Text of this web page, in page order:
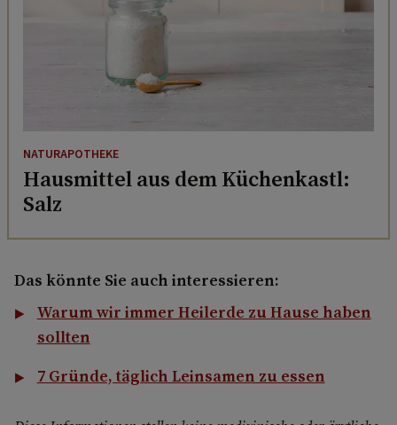
NATURAPOTHEKE
Hausmittel aus dem Küchenkastl:
Salz
Das könnte Sie auch interessieren:
Warum wir immer Heilerde zu Hause haben
sollten
7 Gründe, täglich Leinsamen zu essen